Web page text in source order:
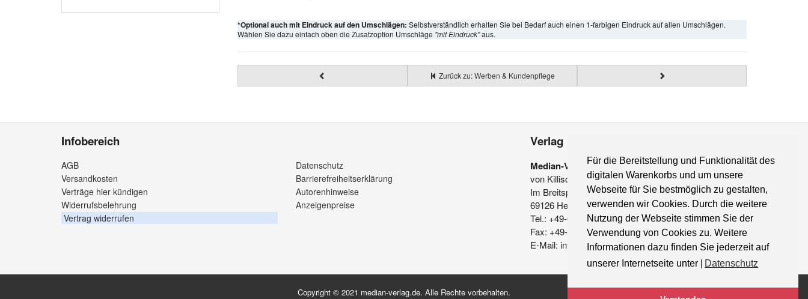
Für die Bereitstellung und Funktionalität des
digitalen Warenkorbs und um unsere
Webseite für Sie bestmöglich zu gestalten,
verwenden wir Cookies. Durch die weitere
Nutzung der Webseite stimmen Sie der
Verwendung von Cookies zu. Weitere
Informationen dazu finden Sie jederzeit auf
unserer Internetseite unter |
Datenschutz
*Optional auch mit Eindruck auf den Umschlägen: Selbstverständlich erhalten Sie bei Bedarf auch einen 1-farbigen Eindruck auf allen Umschlägen.
Wählen Sie dazu einfach oben die Zusatzoption Umschläge "mit Eindruck"aus.
Zurück zu: Werben & Kundenpflege
Infobereich
AGB
Versandkosten
Verträge hier kündigen
Widerrufsbelehrung
Vertrag widerrufen
Datenschutz
Barrierefreiheitserklärung
Autorenhinweise
Anzeigenpreise
Verlag
Median-Verlag
von Killisch-Horn GmbH
Im Breitspiel 11 a
69126 Heidelberg
Tel.: +49-6221-90 509-0
Fax: +49-6221-90 509-20
E-Mail: info@median-verlag.de
Copyright © 2021 median-verlag.de. Alle Rechte vorbehalten.